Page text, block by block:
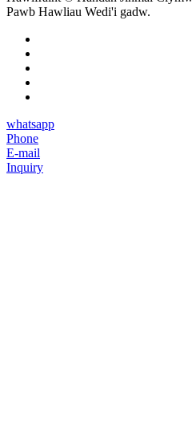
Pawb Hawliau Wedi'i gadw.
whatsapp
Phone
E-mail
Inquiry